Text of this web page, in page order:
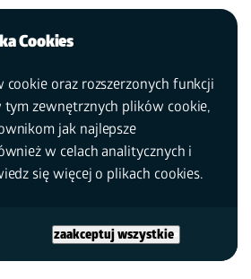
Cookies
cookie oraz rozszerzonych funkcji
tym zewnętrznych plików cookie,
jak najlepsze
w celach analitycznych i
się więcej o plikach cookies.
zaakceptuj wszystkie